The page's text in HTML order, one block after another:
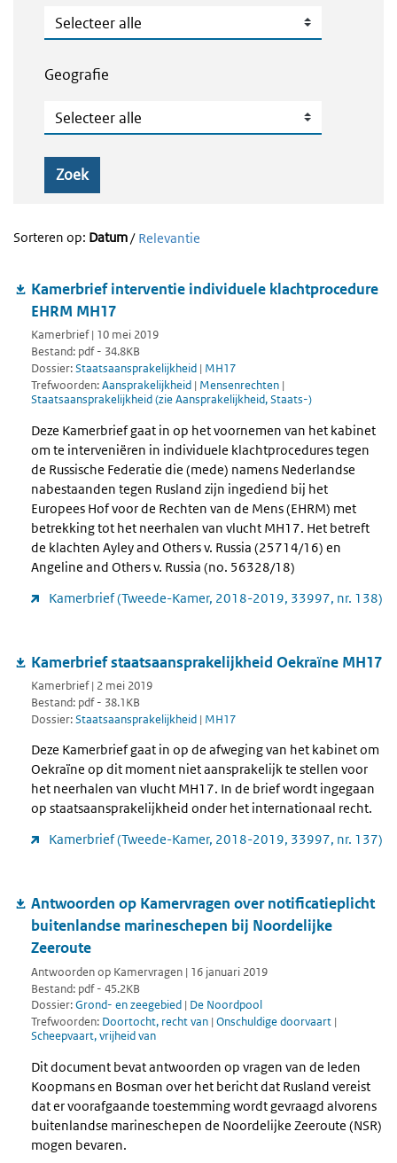
Publicatietype
Geografie
Geografie
Zoek
Sorteren op: Datum/ Relevantie
Kamerbrief interventie individuele klachtprocedure
EHRM MH17
Kamerbrief | 10 mei 2019
Bestand: pdf - 34.8KB
Dossier:Staatsaansprakelijkheid | MH17
Trefwoorden:Aansprakelijkheid | Mensenrechten |
Staatsaansprakelijkheid (zie Aansprakelijkheid, Staats-)
Deze Kamerbrief gaat in op het voornemen van het kabinet
om te interveniëren in individuele klachtprocedures tegen
de Russische Federatie die (mede) namens Nederlandse
nabestaanden tegen Rusland zijn ingediend bij het
Europees Hof voor de Rechten van de Mens (EHRM) met
betrekking tot het neerhalen van vlucht MH17. Het betreft
de klachten Ayley and Others v. Russia (25714/16) en
Angeline and Others v. Russia (no. 56328/18)
Kamerbrief (Tweede-Kamer, 2018-2019, 33997, nr. 138)
Kamerbrief staatsaansprakelijkheid Oekraïne MH17
Kamerbrief | 2 mei 2019
Bestand: pdf - 38.1KB
Dossier:Staatsaansprakelijkheid | MH17
Deze Kamerbrief gaat in op de afweging van het kabinet om
Oekraïne op dit moment niet aansprakelijk te stellen voor
het neerhalen van vlucht MH17. In de brief wordt ingegaan
op staatsaansprakelijkheid onder het internationaal recht.
Kamerbrief (Tweede-Kamer, 2018-2019, 33997, nr. 137)
Antwoorden op Kamervragen over notificatieplicht
buitenlandse marineschepen bij Noordelijke
Zeeroute
Antwoorden op Kamervragen | 16 januari 2019
Bestand: pdf - 45.2KB
Dossier:Grond- en zeegebied | De Noordpool
Trefwoorden: Doortocht, recht van | Onschuldige doorvaart |
Scheepvaart, vrijheid van
Dit document bevat antwoorden op vragen van de leden
Koopmans en Bosman over het bericht dat Rusland vereist
dat er voorafgaande toestemming wordt gevraagd alvorens
buitenlandse marineschepen de Noordelijke Zeeroute (NSR)
mogen bevaren.